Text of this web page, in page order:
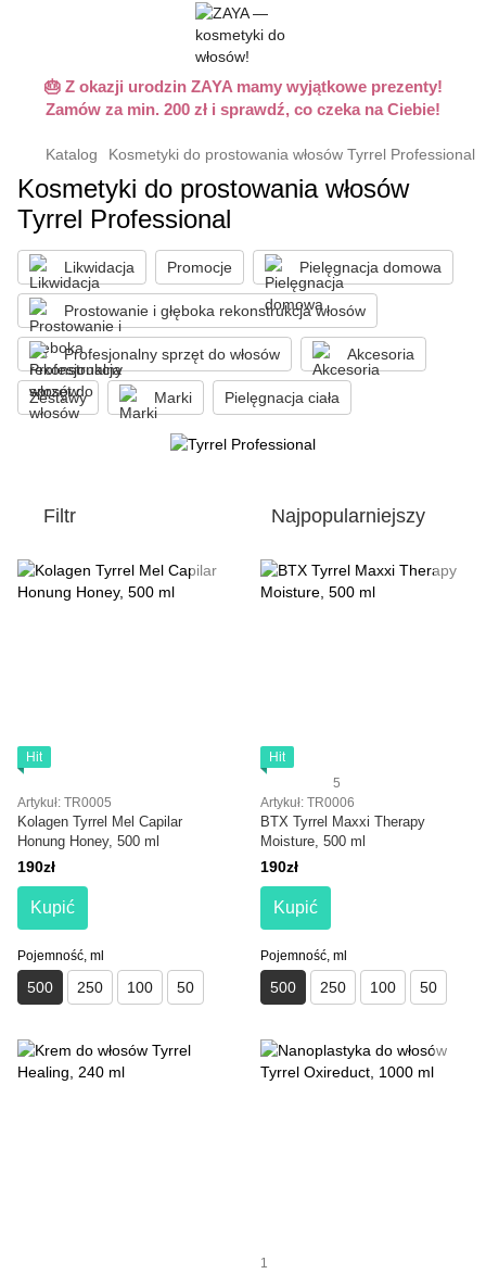
🎂 Z okazji urodzin ZAYA mamy wyjątkowe prezenty!
Zamów za min. 200 zł i sprawdź, co czeka na Ciebie!
Katalog Kosmetyki do prostowania włosów Tyrrel Professional
Kosmetyki do prostowania włosów
Tyrrel Professional
Likwidacja Promocje Pielęgnacja domowa
Prostowanie i głęboka rekonstrukcja włosów
Profesjonalny sprzęt do włosów Akcesoria
Zestawy Marki Pielęgnacja ciała
Filtr Najpopularniejszy
Hit
Artykuł: TR0005
Kolagen Tyrrel Mel Capilar
Honung Honey, 500 ml
190zł
Kupić
Pojemność, ml
500 250 100 50
Hit
5
Artykuł: TR0006
BTX Tyrrel Maxxi Therapy
Moisture, 500 ml
190zł
Kupić
Pojemność, ml
500 250 100 50
1